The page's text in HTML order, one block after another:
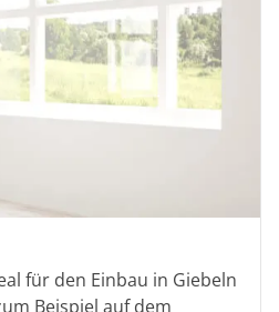
für den Einbau in Giebeln
Beispiel auf dem